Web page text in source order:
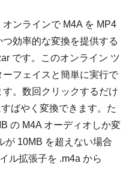
ンラインで M4A を MP4
効率的な変換を提供する
です。このオンライン ツ
フェイスと簡単に実行で
。数回クリックするだけ
ばやく変換できます。た
の M4A オーディオしか変
が 10MB を超えない場合
ル拡張子を .m4a から